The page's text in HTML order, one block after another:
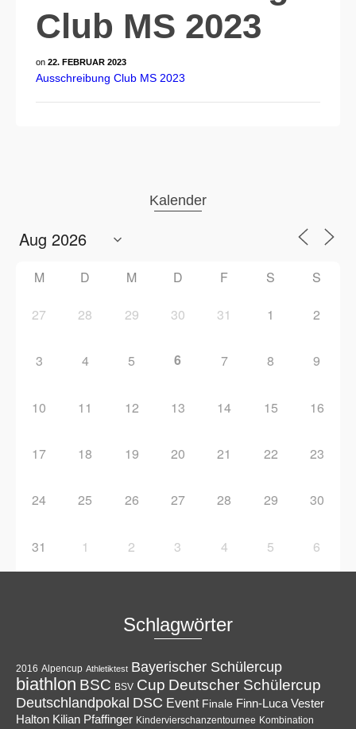
Club MS 2023
on 22. FEBRUAR 2023
Ausschreibung Club MS 2023
Kalender
M D M D F S S
27 28 29 30 31 1 2
3 4 5 6 7 8 9
10 11 12 13 14 15 16
17 18 19 20 21 22 23
24 25 26 27 28 29 30
31 1 2 3 4 5 6
Schlagwörter
2016 Alpencup Athletiktest Bayerischer Schülercup
biathlon BSC BSV Cup Deutscher Schülercup
Deutschlandpokal DSC Event Finale Finn-Luca Vester
Halton Kilian Pfaffinger Kindervierschanzentournee Kombination